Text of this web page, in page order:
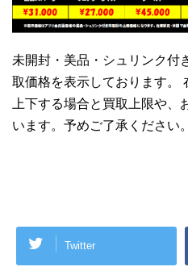
未開封・美品・シュリンク付
取価格を表示しております。
上下する場合と買取上限や
います。予めご了承ください。
Twitter